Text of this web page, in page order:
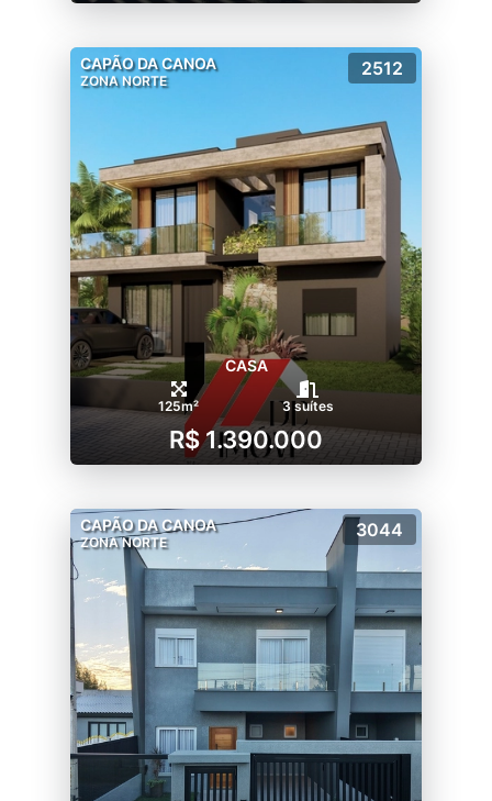
CAPÃO DA CANOA
ZONA NORTE
2512
CASA
125m² 3 suítes
R$ 1.390.000
CAPÃO DA CANOA
ZONA NORTE
3044